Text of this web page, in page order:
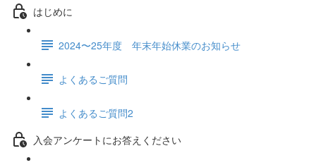
はじめに
2024〜25年度 年末年始休業のお知らせ
よくあるご質問
よくあるご質問2
入会アンケートにお答えください